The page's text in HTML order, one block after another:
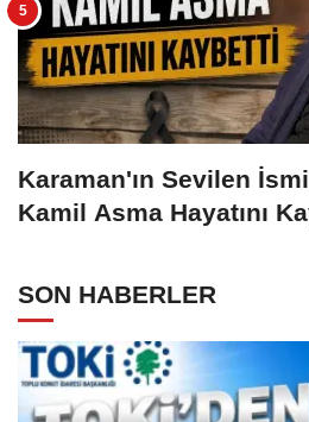
Karaman'ın Sevilen
Kamil Asma Hayatını
SON HABERLER